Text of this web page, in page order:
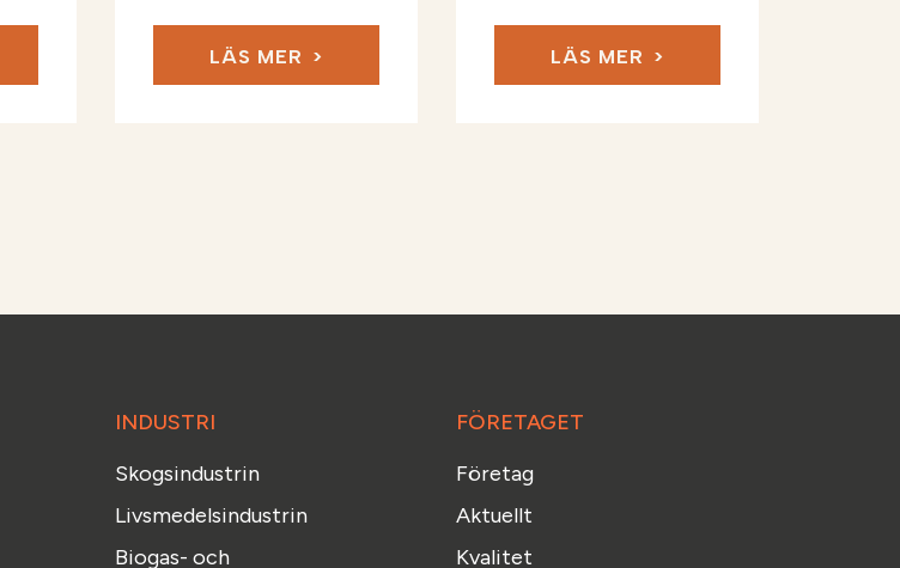
LÄS MER LÄS MER
INDUSTRI
Skogsindustrin
Livsmedelsindustrin
Biogas- och
FÖRETAGET
Företag
Aktuellt
Kvalitet